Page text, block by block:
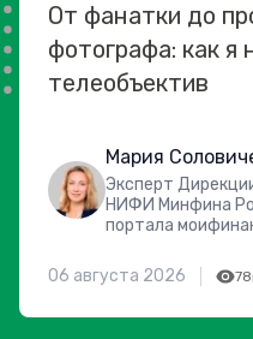
От фанатки до
фотографа: как я
телеобъектив
Мария
Эксперт
НИФИ Минфина
портала
06 августа 2026 78